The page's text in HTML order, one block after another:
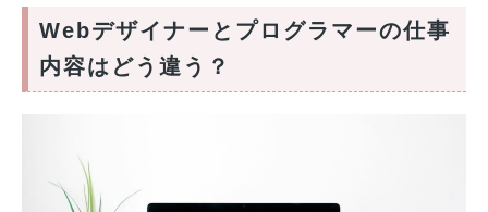
Webデザイナーとプログラマーの仕事
内容はどう違う？